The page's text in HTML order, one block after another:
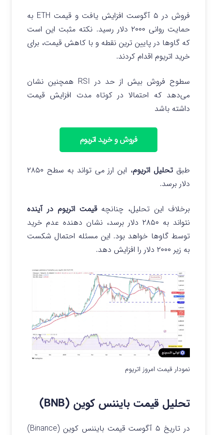
فروش در ۵ آگوست افزایش یافت و قیمت ETH به
حمایت روانی ۲۰۰۰ دلار رسید. نکته مثبت این است
که گاوها در پایین ترین نقطه و با کاهش قیمت، برای
خرید اتریوم اقدام کردند.
سطوح فروش بیش از حد در RSI همچنین نشان
می‌دهد که احتمالا در کوتاه مدت افزایش قیمت
داشته باشد
فروش و خرید اتریوم
طبق تحلیل اتریوم
، این ارز می تواند به سطح ۲۸۵۰
دلار برسد.
برخلاف این تحلیل، چنانچهقیمت اتریوم در آینده
نتواند به ۲۸۵۰ دلار برسد، نشان دهنده عدم خرید
توسط گاوها خواهد بود. این مسئله احتمال شکست
به زیر ۲۰۰۰ دلار را افزایش دهد.
نمودار قیمت امروز اتریوم
تحلیل قیمت بایننس کوین (BNB)
در تاریخ ۵ آگوست قیمت بایننس کوین (Binance)